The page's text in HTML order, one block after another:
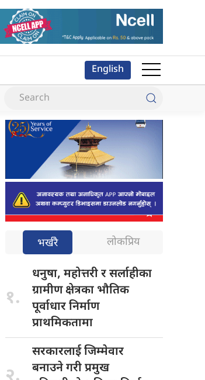
English
भर्खरै लोकप्रिय
१.
धनुषा, महोत्तरीर सर्लाहीका
ग्रामीण क्षेत्रका भौतिक
पूर्वाधार निर्माण
प्राथमिकतामा
सरकारलाई जिम्मेवार
बनाउने गरी प्रमुख